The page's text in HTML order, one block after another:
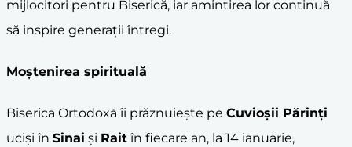
mijlocitori pentru Biserică, iar amintirea lor continuă
să inspire generații întregi.
Moștenirea spirituală
Biserica Ortodoxă îi prăznuiește pe Cuvioșii Părinți
uciși în Sinai și Rait în fiecare an, la 14 ianuarie,